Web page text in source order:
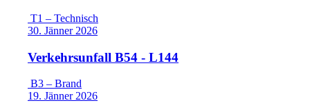
T1 – Technisch
30. Jänner 2026
Verkehrsunfall B54 - L144
B3 – Brand
19. Jänner 2026